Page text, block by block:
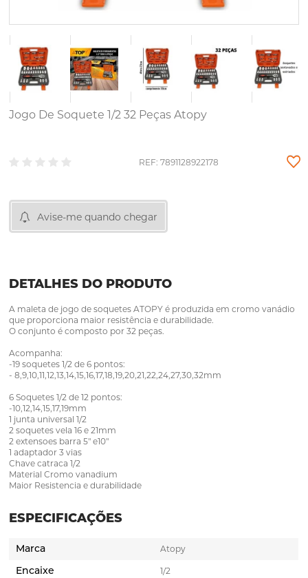
Jogo De Soquete 1/2 32 Peças Atopy
REF: 7891128922178
Avise-me quando chegar
DETALHES DO PRODUTO
A maleta de jogo de soquetes ATOPY é produzida em cromo vanádio
que proporciona maior resistência e durabilidade.
O conjunto é composto por 32 peças.
Acompanha:
-19 soquetes 1/2 de 6 pontos:
- 8,9,10,11,12,13,14,15,16,17,18,19,20,21,22,24,27,30,32mm
6 Soquetes 1/2 de 12 pontos:
-10,12,14,15,17,19mm
1 junta universal 1/2
2 soquetes vela 16 e 21mm
2 extensoes barra 5" e10"
1 adaptador 3 vias
Chave catraca 1/2
Material Cromo vanadium
Maior Resistencia e durabilidade
ESPECIFICAÇÕES
Marca Atopy
Encaixe 1/2